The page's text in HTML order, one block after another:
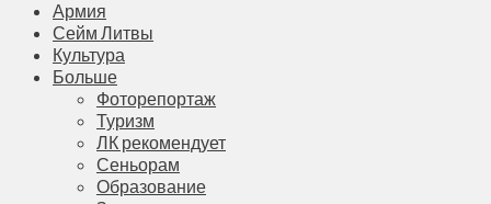
Армия
Сейм Литвы
Культура
Больше
Фоторепортаж
Туризм
ЛК рекомендует
Сеньорам
Образование